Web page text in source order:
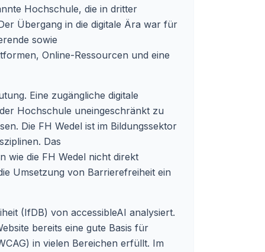
Hochschule, die in dritter
Übergang in die digitale Ära war für
sowie
Online-Ressourcen und eine
Eine zugängliche digitale
Hochschule uneingeschränkt zu
Die FH Wedel ist im Bildungssektor
Das
wie die FH Wedel nicht direkt
Umsetzung von Barrierefreiheit ein
(IfDB) von accessibleAI analysiert.
bereits eine gute Basis für
in vielen Bereichen erfüllt. Im